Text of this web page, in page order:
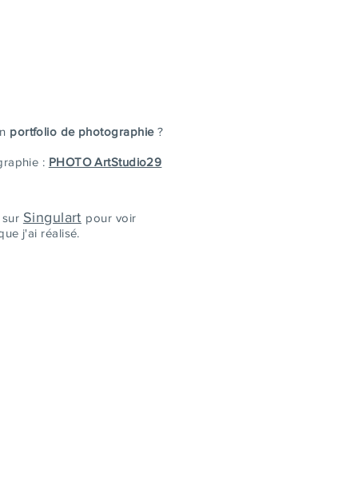
portfolio de photographie?
: PHOTO ArtStudio29
Singulart pour voir
j'ai réalisé.